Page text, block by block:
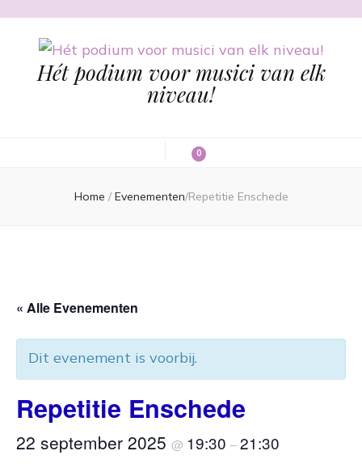
Hét podium voor musici van elk
niveau!
0
Home / Evenementen/Repetitie Enschede
« Alle Evenementen
Dit evenement is voorbij.
Repetitie Enschede
22 september 2025 @ 19:30 –21:30